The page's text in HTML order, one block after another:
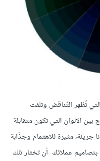
تُظهر التّناقض وتلفت
الألوان التي تكون متقابلة
جريئة، مثيرة للاهتمام وجذّابة
بتصاميم عملائك أن تختار تلك